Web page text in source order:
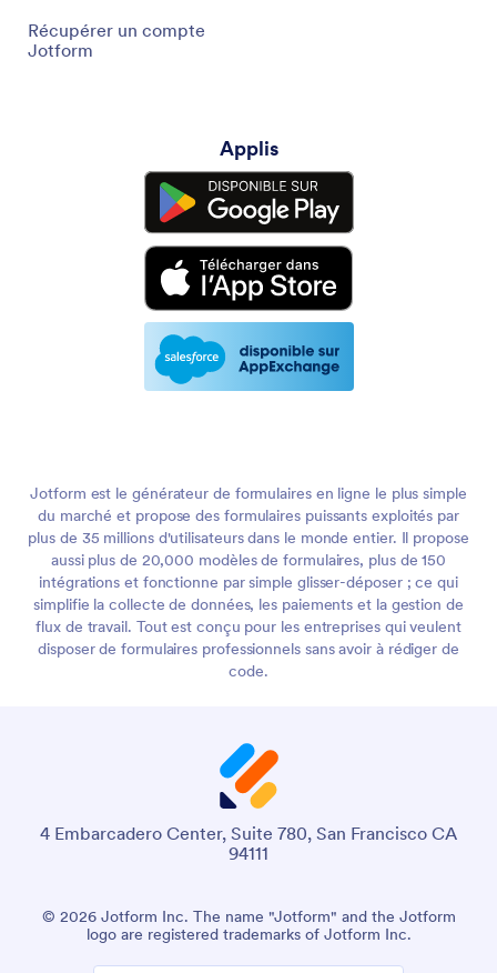
Récupérer un compte
Jotform
Applis
Jotform est le générateur de formulaires en ligne le plus simple
du marché et propose des formulaires puissants exploités par
plus de 35 millions d'utilisateurs dans le monde entier. Il propose
aussi plus de 20,000 modèles de formulaires, plus de 150
intégrations et fonctionne par simple glisser-déposer ; ce qui
simplifie la collecte de données, les paiements et la gestion de
flux de travail. Tout est conçu pour les entreprises qui veulent
disposer de formulaires professionnels sans avoir à rédiger de
code.
4 Embarcadero Center, Suite 780, San Francisco CA
94111
© 2026 Jotform Inc. The name "Jotform" and the Jotform
logo are registered trademarks of Jotform Inc.